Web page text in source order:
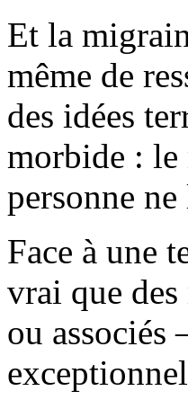
Et la
même de
des idées
morbide : le
personne
Face à une
vrai que
ou associés